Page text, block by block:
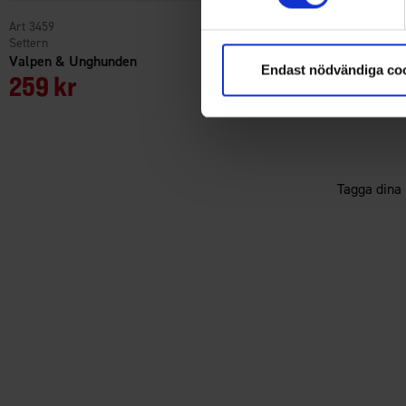
Endast nödvändiga
Valpen & Unghunden
Settern
3459
259 kr
Hundbädd 71x50cm
High Mountain
7134
249 kr
Tagga